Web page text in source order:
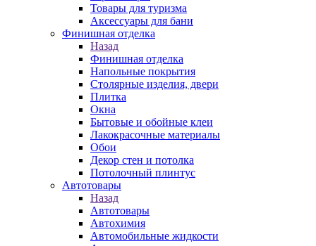
Товары для туризма
Аксессуары для бани
Финишная отделка
Назад
Финишная отделка
Напольные покрытия
Столярные изделия, двери
Плитка
Окна
Бытовые и обойные клеи
Лакокрасочные материалы
Обои
Декор стен и потолка
Потолочный плинтус
Автотовары
Назад
Автотовары
Автохимия
Автомобильные жидкости